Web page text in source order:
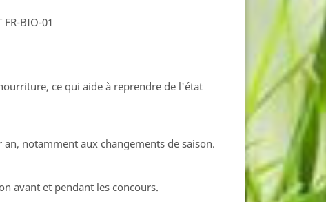
BIO-01
ce qui aide à reprendre de l'état
notamment aux changements de saison.
avant et pendant les concours.